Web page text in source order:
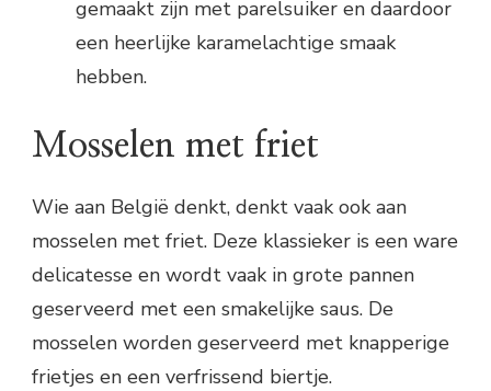
gemaakt zijn met parelsuiker en daardoor
een heerlijke karamelachtige smaak
hebben.
Mosselen met friet
Wie aan België denkt, denkt vaak ook aan
mosselen met friet. Deze klassieker is een ware
delicatesse en wordt vaak in grote pannen
geserveerd met een smakelijke saus. De
mosselen worden geserveerd met knapperige
frietjes en een verfrissend biertje.